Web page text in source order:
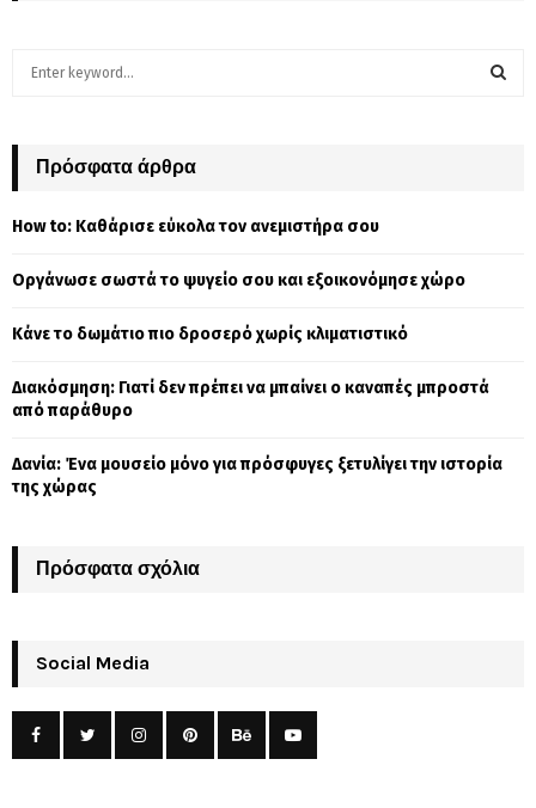
h
o
:
Πρόσφατα άρθρα
How to: Καθάρισε εύκολα τον ανεμιστήρα σου
Οργάνωσε σωστά το ψυγείο σου και εξοικονόμησε χώρο
Κάνε το δωμάτιο πιο δροσερό χωρίς κλιματιστικό
Διακόσμηση: Γιατί δεν πρέπει να μπαίνει ο καναπές μπροστά
από παράθυρο
Δανία: Ένα μουσείο μόνο για πρόσφυγες ξετυλίγει την ιστορία
της χώρας
Πρόσφατα σχόλια
Social Media